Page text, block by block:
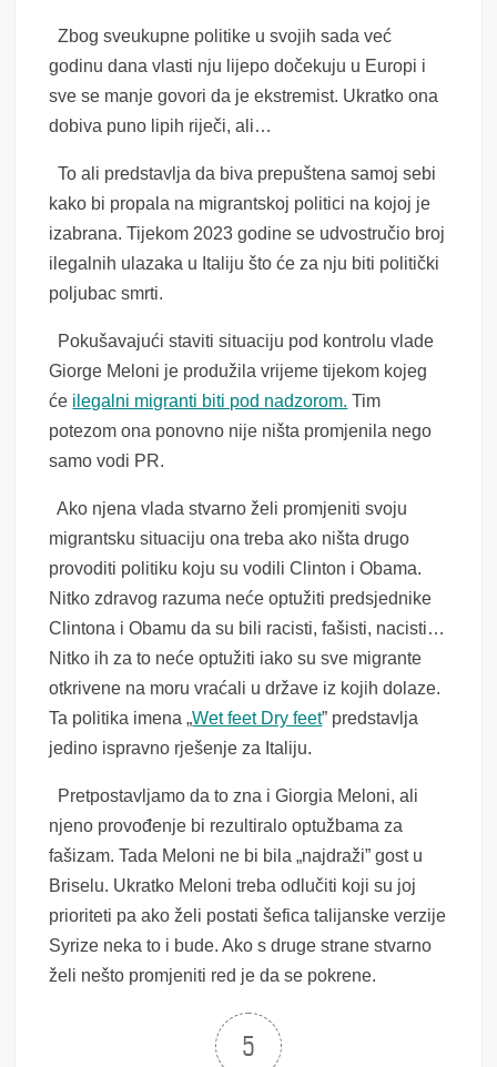
Zbog sveukupne politike u svojih sada već
godinu dana vlasti nju lijepo dočekuju u Europi i
sve se manje govori da je ekstremist. Ukratko ona
dobiva puno lipih riječi, ali…
To ali predstavlja da biva prepuštena samoj sebi
kako bi propala na migrantskoj politici na kojoj je
izabrana. Tijekom 2023 godine se udvostručio broj
ilegalnih ulazaka u Italiju što će za nju biti politički
poljubac smrti.
Pokušavajući staviti situaciju pod kontrolu vlade
Giorge Meloni je produžila vrijeme tijekom kojeg
će ilegalni migranti biti pod nadzorom. Tim
potezom ona ponovno nije ništa promjenila nego
samo vodi PR.
Ako njena vlada stvarno želi promjeniti svoju
migrantsku situaciju ona treba ako ništa drugo
provoditi politiku koju su vodili Clinton i Obama.
Nitko zdravog razuma neće optužiti predsjednike
Clintona i Obamu da su bili racisti, fašisti, nacisti…
Nitko ih za to neće optužiti iako su sve migrante
otkrivene na moru vraćali u države iz kojih dolaze.
Ta politika imena „Wet feet Dry feet” predstavlja
jedino ispravno rješenje za Italiju.
Pretpostavljamo da to zna i Giorgia Meloni, ali
njeno provođenje bi rezultiralo optužbama za
fašizam. Tada Meloni ne bi bila „najdraži” gost u
Briselu. Ukratko Meloni treba odlučiti koji su joj
prioriteti pa ako želi postati šefica talijanske verzije
Syrize neka to i bude. Ako s druge strane stvarno
želi nešto promjeniti red je da se pokrene.
5